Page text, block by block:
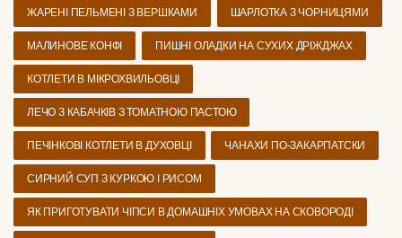
ЖАРЕНІ ПЕЛЬМЕНІ З ВЕРШКАМИ ШАРЛОТКА З ЧОРНИЦЯМИ
МАЛИНОВЕ КОНФІ ПИШНІ ОЛАДКИ НА СУХИХ ДРІЖДЖАХ
КОТЛЕТИ В МІКРОХВИЛЬОВЦІ
ЛЕЧО З КАБАЧКІВ З ТОМАТНОЮ ПАСТОЮ
ПЕЧІНКОВІ КОТЛЕТИ В ДУХОВЦІ ЧАНАХИ ПО-ЗАКАРПАТСКИ
СИРНИЙ СУП З КУРКОЮ І РИСОМ
ЯК ПРИГОТУВАТИ ЧІПСИ В ДОМАШНІХ УМОВАХ НА СКОВОРОДІ